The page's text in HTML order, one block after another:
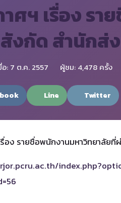
าศฯ เรื่อง ร
งกัด สำนักส่
: 7 ต.ค. 2557 ผู้ชม: 4,478 ครั้ง
Line Twitter
รื่อง รายชื่อพนักงานมหาวิทยาลัย